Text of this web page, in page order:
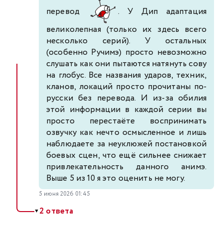
перевод
. У Дип адаптация
великолепная (только их здесь всего
несколько серий). У остальных
(особенно Ручимэ) просто невозможно
слушать как они пытаются натянуть сову
на глобус. Все названия ударов, техник,
кланов, локаций просто прочитаны по-
русски без перевода. И из-за обилия
этой информации в каждой серии вы
просто перестаёте воспринимать
озвучку как нечто осмысленное и лишь
наблюдаете за неуклюжей постановкой
боевых сцен, что ещё сильнее снижает
привлекательность данного анимэ.
Выше 5 из 10 я это оценить не могу.
5 июня 2026 01:45
▼2 ответа